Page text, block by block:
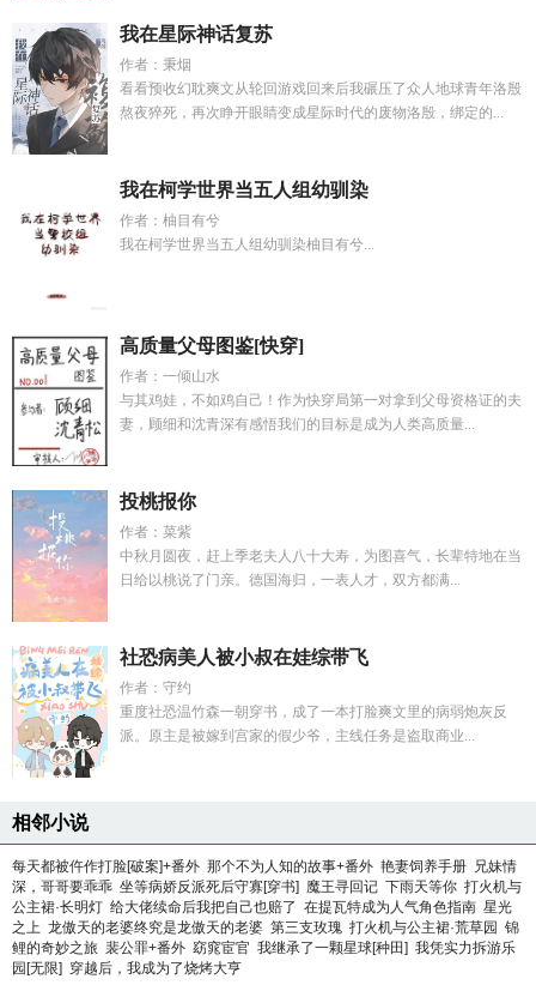
我在星际神话复苏
作者：秉烟
看看预收幻耽爽文从轮回游戏回来后我碾压了众人地球青年洛殷
熬夜猝死，再次睁开眼睛变成星际时代的废物洛殷，绑定的...
我在柯学世界当五人组幼驯染
作者：柚目有兮
我在柯学世界当五人组幼驯染柚目有兮...
高质量父母图鉴[快穿]
作者：一倾山水
与其鸡娃，不如鸡自己！作为快穿局第一对拿到父母资格证的夫
妻，顾细和沈青深有感悟我们的目标是成为人类高质量...
投桃报你
作者：菜紫
中秋月圆夜，赶上季老夫人八十大寿，为图喜气，长辈特地在当
日给以桃说了门亲。德国海归，一表人才，双方都满...
社恐病美人被小叔在娃综带飞
作者：守约
重度社恐温竹森一朝穿书，成了一本打脸爽文里的病弱炮灰反
派。原主是被嫁到宫家的假少爷，主线任务是盗取商业...
相邻小说
每天都被仵作打脸[破案]+番外 那个不为人知的故事+番外 艳妻饲养手册 兄妹情
深，哥哥要乖乖 坐等病娇反派死后守寡[穿书] 魔王寻回记 下雨天等你 打火机与
公主裙·长明灯 给大佬续命后我把自己也赔了 在提瓦特成为人气角色指南 星光
之上 龙傲天的老婆终究是龙傲天的老婆 第三支玫瑰 打火机与公主裙·荒草园 锦
鲤的奇妙之旅 裴公罪+番外 窈窕宦官 我继承了一颗星球[种田] 我凭实力拆游乐
园[无限] 穿越后，我成为了烧烤大亨